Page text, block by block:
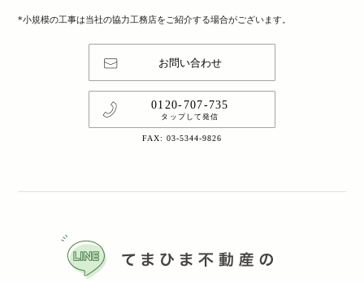
*小規模の工事は当社の協力工務店をご紹介する場合がございます。
お問い合わせ
0120-707-735
タップして発信
FAX: 03-5344-9826